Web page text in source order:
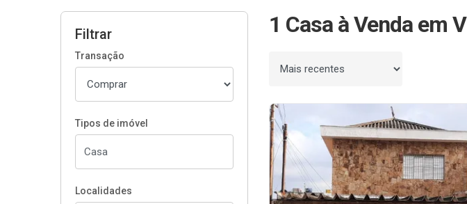
Filtrar
Transação
Tipos de imóvel
Localidades
1 Casa à Venda em
Ordenar por